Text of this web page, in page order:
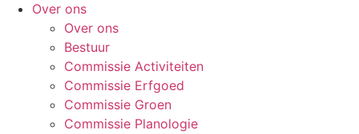
Over ons
Over ons
Bestuur
Commissie Activiteiten
Commissie Erfgoed
Commissie Groen
Commissie Planologie